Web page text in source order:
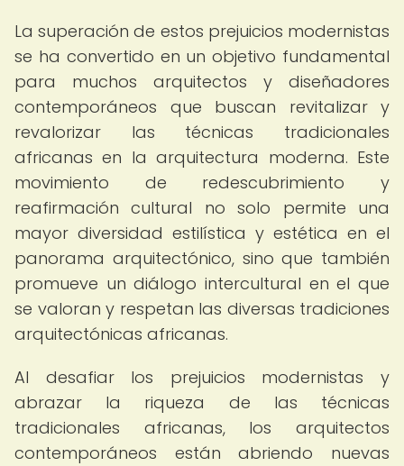
La superación de estos prejuicios modernistas
se ha convertido en un objetivo fundamental
para muchos arquitectos y diseñadores
contemporáneos que buscan revitalizar y
revalorizar las técnicas tradicionales
africanas en la arquitectura moderna. Este
movimiento de redescubrimiento y
reafirmación cultural no solo permite una
mayor diversidad estilística y estética en el
panorama arquitectónico, sino que también
promueve un diálogo intercultural en el que
se valoran y respetan las diversas tradiciones
arquitectónicas africanas.
Al desafiar los prejuicios modernistas y
abrazar la riqueza de las técnicas
tradicionales africanas, los arquitectos
contemporáneos están abriendo nuevas